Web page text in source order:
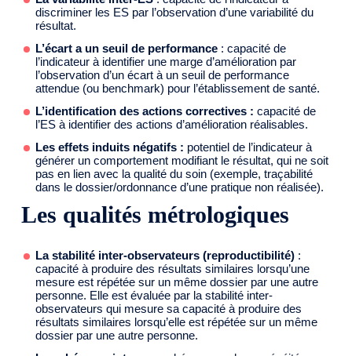
discriminer les ES par l’observation d’une variabilité du
résultat.
L’écart a un seuil de performance : capacité de
l’indicateur à identifier une marge d’amélioration par
l’observation d’un écart à un seuil de performance
attendue (ou benchmark) pour l’établissement de santé.
L’identification des actions correctives : capacité de
l’ES à identifier des actions d’amélioration réalisables.
Les effets induits négatifs : potentiel de l’indicateur à
générer un comportement modifiant le résultat, qui ne soit
pas en lien avec la qualité du soin (exemple, traçabilité
dans le dossier/ordonnance d’une pratique non réalisée).
Les qualités métrologiques
La stabilité inter-observateurs (reproductibilité) :
capacité à produire des résultats similaires lorsqu’une
mesure est répétée sur un même dossier par une autre
personne. Elle est évaluée par la stabilité inter-
observateurs qui mesure sa capacité à produire des
résultats similaires lorsqu’elle est répétée sur un même
dossier par une autre personne.